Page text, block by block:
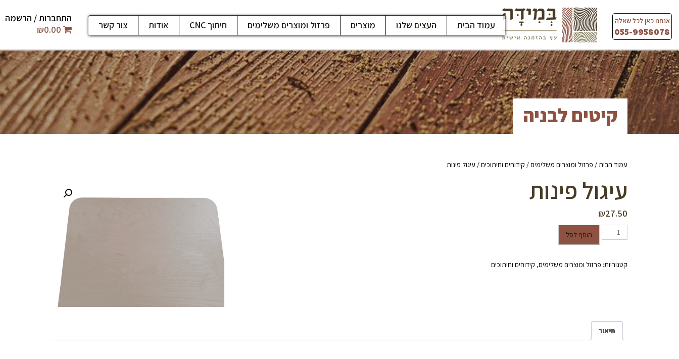
content
אנחנו כאן לכל שאלה
055-9958078
עמוד הבית העצים שלנו מוצרים פרזול ומוצרים משלימים חיתוך CNC אודות צור קשר
התחברות / הרשמה
₪0.00
קיטים לבניה
עמוד הבית/ פרזול ומוצרים משלימים/ קידוחים וחיתוכים/ עיגול פינות
עיגול פינות
₪27.50
כמות של עיגול פינות
הוסף לסל
קטגוריות: פרזול ומוצרים משלימים, קידוחים וחיתוכים
תיאור